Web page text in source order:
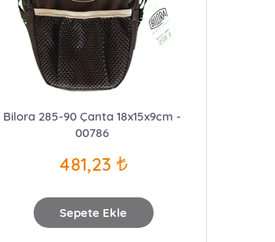
Sepete Ekle
Bilora 285-90 Çanta 18x15x9cm -
00786
481,23